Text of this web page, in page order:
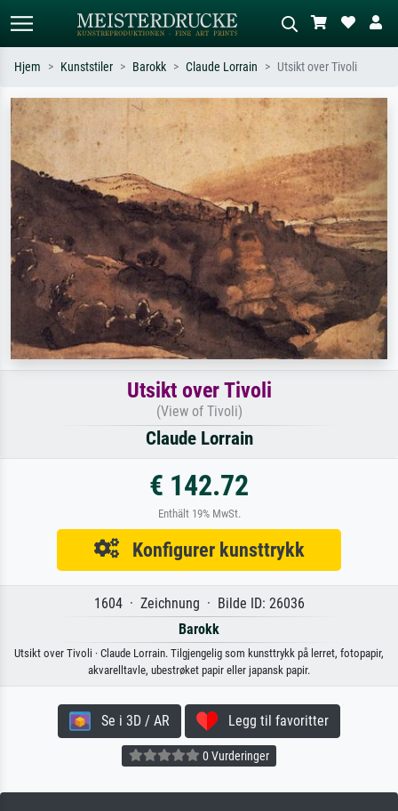
Standardsøk KI-bildesøk
Søk etter kunstner, tittel eller stil – for
eksempel Monet, Stjernenatt,
impresjonisme, Hokusai-bølgen, akt.
Beskriv scenen – for eksempel grønn
eng, abstrakt med mye rødt, mørkt
oljemaleri, stående akt ved et tre.
Hjem Kunststiler Barokk Claude Lorrain Utsikt over Tivoli
Utsikt over Tivoli
(View of Tivoli)
Claude Lorrain
€ 142.72
Enthält 19% MwSt.
Konfigurer kunsttrykk
1604 · Zeichnung · Bilde ID: 26036
Barokk
Utsikt over Tivoli · Claude Lorrain. Tilgjengelig som kunsttrykk på lerret, fotopapir,
akvarelltavle, ubestrøket papir eller japansk papir.
Se i 3D / AR Legg til favoritter
0 Vurderinger